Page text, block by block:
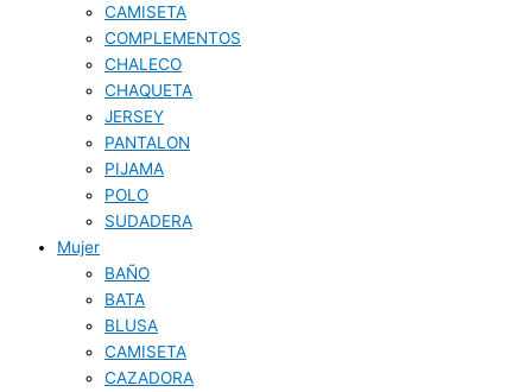
CAMISETA
COMPLEMENTOS
CHALECO
CHAQUETA
JERSEY
PANTALON
PIJAMA
POLO
SUDADERA
Mujer
BAÑO
BATA
BLUSA
CAMISETA
CAZADORA